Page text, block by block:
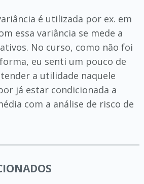
é utilizada por ex. em
essa variância se mede a
No curso, como não foi
eu senti um pouco de
a utilidade naquele
já estar condicionada a
com a análise de risco de